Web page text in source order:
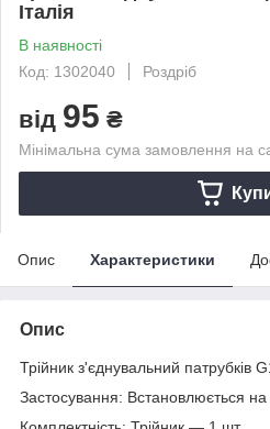
Італія
В наявності
Код: 1302040
Роздріб
від 95 ₴
Мінімальна сума замовлення на
Опис Характеристики
Опис
Трійник з'єднувальний патрубків
Застосування: Встановлюється